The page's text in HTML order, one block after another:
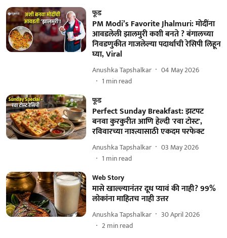
फूड
PM Modi’s Favorite Jhalmuri: मोदींना
आवडलेली झालमुरी कशी बनते ? बंगालच्या
निवडणुकीत गाजलेल्या पदार्थाची रेसिपी लिहून
घ्या, Viral
Anushka Tapshalkar
04 May 2026
1 min read
फूड
Perfect Sunday Breakfast: झटपट
बनवा कुरकुरीत आणि हेल्दी 'रवा टोस्ट',
रविवारच्या नाश्त्यासाठी एकदम परफेक्ट
Anushka Tapshalkar
03 May 2026
1 min read
Web Story
मासे खाल्ल्यानंतर दूध प्यावं की नाही? 99%
लोकांना माहितच नाही उत्तर
Anushka Tapshalkar
30 April 2026
2min read